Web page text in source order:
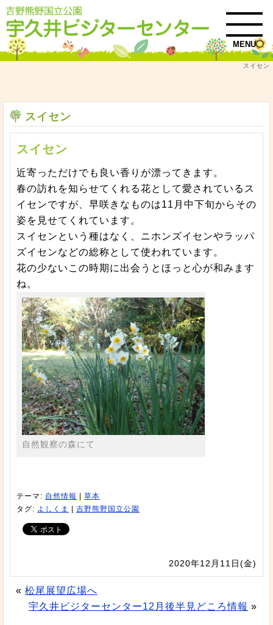
MENU
スイセン
スイセン
スイセン
近寄っただけでも良い香りが漂ってきます。
春の訪れを知らせてくれる花として愛されているス
イセンですが、早咲きなものは11月中下旬からその
姿を見せてくれています。
スイセンという種はなく、ニホンズイセンやラッパ
ズイセンなどの総称として使われています。
花の少ないこの時期に出会うとほっと心が和みます
ね。
自然観察の森にて
テーマ: 自然情報
草本
タグ: よしくま 吉野熊野国立公園
2020年12月11日(金)
« 松尾展望広場へ
宇久井ビジターセンター12月後半見どころ情報 »